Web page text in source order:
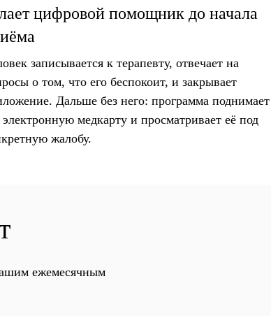
цифровой помощник до начала
записывается к терапевту, отвечает на
о том, что его беспокоит, и закрывает
Дальше без него: программа поднимает
электронную медкарту и просматривает её под
жалобу.
ежемесячным